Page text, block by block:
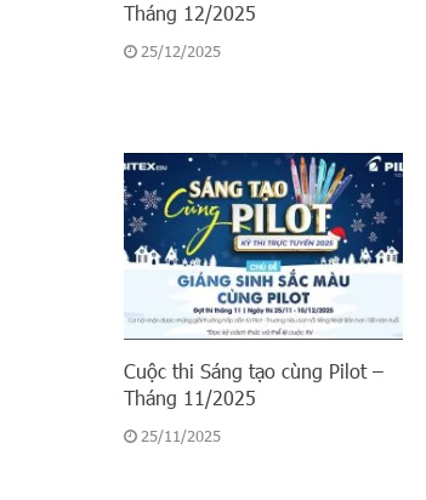
Tháng 12/2025
25/12/2025
Cuộc thi Sáng tạo cùng Pilot –
Tháng 11/2025
25/11/2025